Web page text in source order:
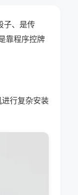
子、是传
靠程序控牌
行复杂安装